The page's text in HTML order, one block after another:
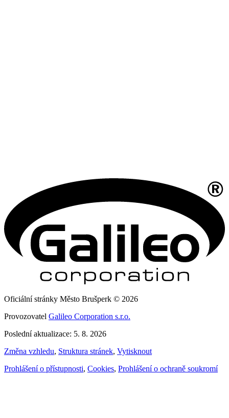
Oficiální stránky Město Brušperk © 2026
Provozovatel Galileo Corporation s.r.o.
Poslední aktualizace: 5. 8. 2026
Změna vzhledu, Struktura stránek, Vytisknout
Prohlášení o přístupnosti, Cookies, Prohlášení o ochraně soukromí